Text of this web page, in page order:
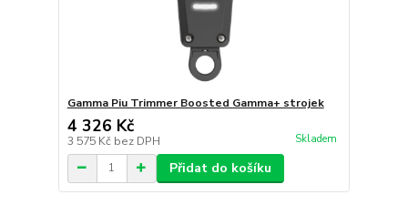
Gamma Piu Trimmer Boosted Gamma+ strojek
4 326 Kč
3 575 Kč bez DPH Skladem
Přidat do košíku